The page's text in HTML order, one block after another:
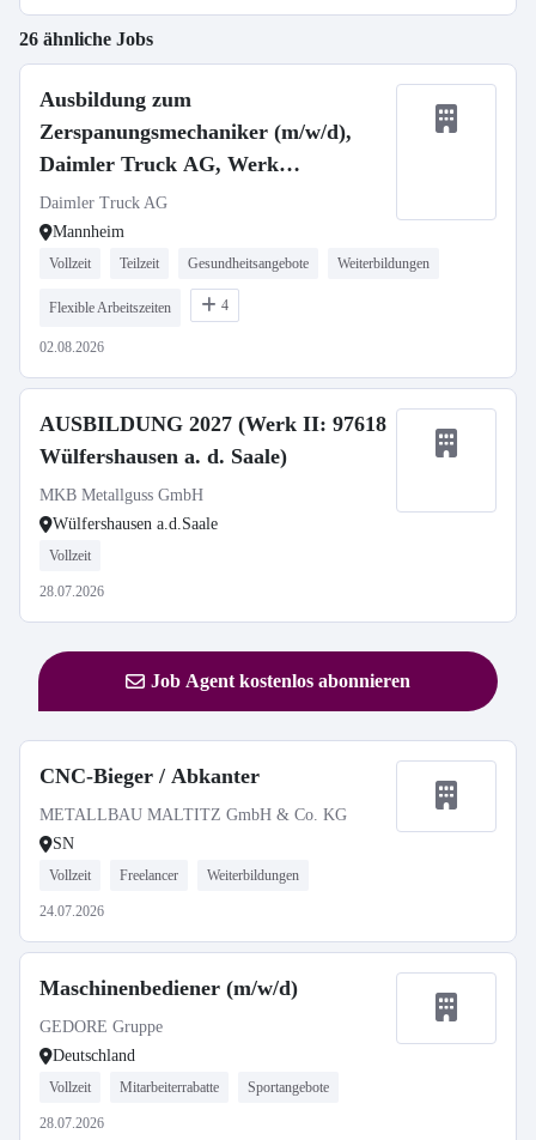
26 ähnliche Jobs
Ausbildung zum
Zerspanungsmechaniker (m/w/d),
Daimler Truck AG, Werk
Mannheim, Ausbildungsbeginn
13.09.2027
Daimler Truck AG
Mannheim
Vollzeit Teilzeit Gesundheitsangebote Weiterbildungen
Flexible Arbeitszeiten 4
02.08.2026
AUSBILDUNG 2027 (Werk II: 97618
Wülfershausen a. d. Saale)
MKB Metallguss GmbH
Wülfershausen a.d.Saale
Vollzeit
28.07.2026
Job Agent kostenlos abonnieren
CNC-Bieger / Abkanter
METALLBAU MALTITZ GmbH & Co. KG
SN
Vollzeit Freelancer Weiterbildungen
24.07.2026
Maschinenbediener (m/w/d)
GEDORE Gruppe
Deutschland
Vollzeit Mitarbeiterrabatte Sportangebote
28.07.2026